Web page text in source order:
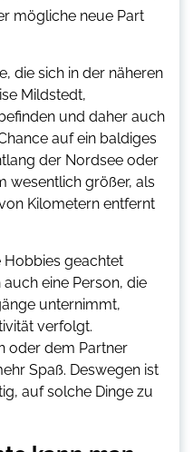
mögliche neue Part
die sich in der näheren
Mildstedt,
und daher auch
auf ein baldiges
der Nordsee oder
wesentlich größer, als
Kilometern entfernt
geachtet
eine Person, die
unternimmt,
verfolgt.
oder dem Partner
Spaß. Deswegen ist
auf solche Dinge zu